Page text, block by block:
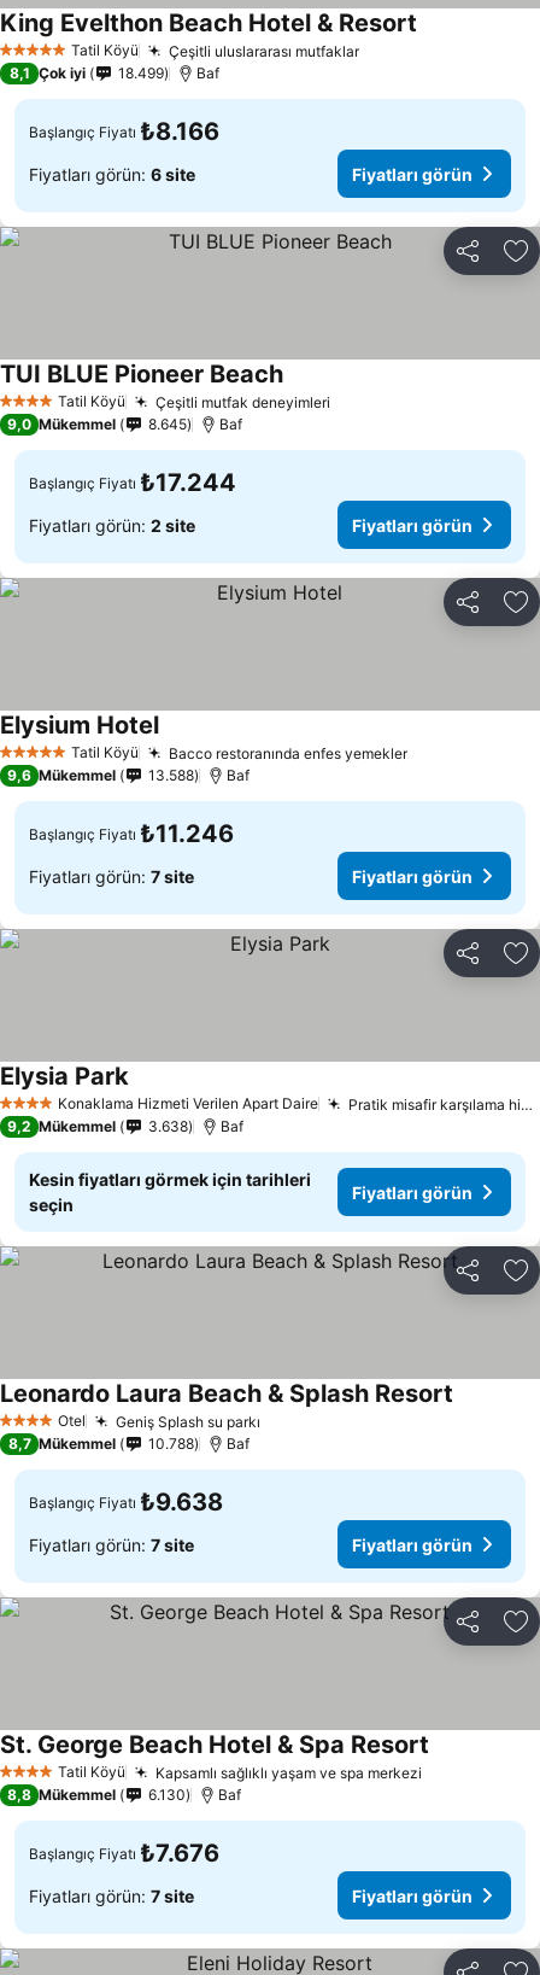
5 Yıldız Tatil Köyü Çeşitli uluslararası mutfaklarFiyatları görün
King Evelthon Beach Hotel & Resort
8,1 Çok iyi 18.499 Baf
Başlangıç Fiyatı ₺8.166
Fiyatları görün: 6 site Fiyatları görün
Paylaş
4 Yıldız Tatil Köyü Çeşitli mutfak deneyimleri
TUI BLUE Pioneer BeachFiyatları görün
9,0 Mükemmel 8.645 Baf
Başlangıç Fiyatı ₺17.244
Fiyatları görün: 2 site Fiyatları görün
Paylaş
5 Yıldız Tatil Köyü Bacco restoranında enfes yemeklerFiyatları görün
Elysium HotelFiyatları görün
9,6 Mükemmel 13.588 Baf
Başlangıç Fiyatı ₺11.246
Fiyatları görün: 7 site Fiyatları görün
Paylaş
4 Yıldız Konaklama Hizmeti Verilen Apart Daire Pratik misafir karşılama hizmetleri
Elysia ParkFiyatları görün
9,2 Mükemmel 3.638 Baf
Kesin fiyatları görmek için tarihleri
seçin
Fiyatları görün
Paylaş
4 Yıldız Otel Geniş Splash su parkı
Leonardo Laura Beach & Splash Resort
8,7 Mükemmel 10.788 Baf
Başlangıç Fiyatı ₺9.638
Fiyatları görün: 7 site Fiyatları görün
Paylaş
4 Yıldız Tatil Köyü Kapsamlı sağlıklı yaşam ve spa merkezi
St. George Beach Hotel & Spa Resort
8,8 Mükemmel 6.130 Baf
Başlangıç Fiyatı ₺7.676
Fiyatları görün: 7 site Fiyatları görün